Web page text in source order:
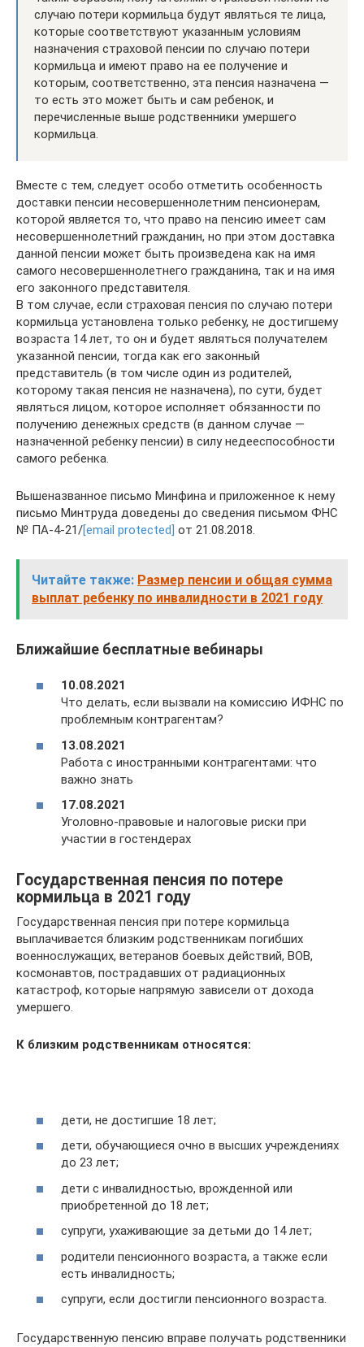
случаю потери кормильца будут являться те лица,
которые соответствуют указанным условиям
назначения страховой пенсии по случаю потери
кормильца и имеют право на ее получение и
которым, соответственно, эта пенсия назначена —
то есть это может быть и сам ребенок, и
перечисленные выше родственники умершего
кормильца.
Вместе с тем, следует особо отметить особенность
доставки пенсии несовершеннолетним пенсионерам,
которой является то, что право на пенсию имеет сам
несовершеннолетний гражданин, но при этом доставка
данной пенсии может быть произведена как на имя
самого несовершеннолетнего гражданина, так и на имя
его законного представителя.
В том случае, если страховая пенсия по случаю потери
кормильца установлена только ребенку, не достигшему
возраста 14 лет, то он и будет являться получателем
указанной пенсии, тогда как его законный
представитель (в том числе один из родителей,
которому такая пенсия не назначена), по сути, будет
являться лицом, которое исполняет обязанности по
получению денежных средств (в данном случае —
назначенной ребенку пенсии) в силу недееспособности
самого ребенка.
Вышеназванное письмо Минфина и приложенное к нему
письмо Минтруда доведены до сведения письмом ФНС
№ ПА-4-21/[email protected] от 21.08.2018.
Читайте также: Размер пенсии и общая сумма
выплат ребенку по инвалидности в 2021 году
Ближайшие бесплатные вебинары
10.08.2021
Что делать, если вызвали на комиссию ИФНС по
проблемным контрагентам?
13.08.2021
Работа с иностранными контрагентами: что
важно знать
17.08.2021
Уголовно-правовые и налоговые риски при
участии в гостендерах
Государственная пенсия по потере
кормильца в 2021 году
Государственная пенсия при потере кормильца
выплачивается близким родственникам погибших
военнослужащих, ветеранов боевых действий, ВОВ,
космонавтов, пострадавших от радиационных
катастроф, которые напрямую зависели от дохода
умершего.
К близким родственникам относятся:
дети, не достигшие 18 лет;
дети, обучающиеся очно в высших учреждениях
до 23 лет;
дети с инвалидностью, врожденной или
приобретенной до 18 лет;
супруги, ухаживающие за детьми до 14 лет;
родители пенсионного возраста, а также если
есть инвалидность;
супруги, если достигли пенсионного возраста.
Государственную пенсию вправе получать родственники